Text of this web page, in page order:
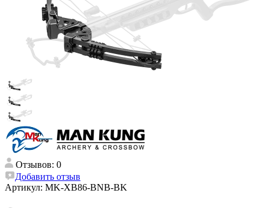
Отзывов: 0
Добавить отзыв
Артикул: MK-XB86-BNB-BK